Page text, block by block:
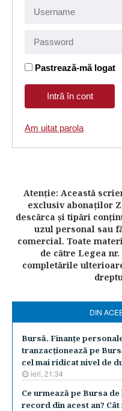
Pastrează-mă logat
Am uitat parola
Atenţie: Această
exclusiv abonaţilor
descărca şi tipări
uzul personal sau
comercial. Toate
de către Legea
completările
DIN
Bursă. Finanţe
tranzacţionează pe
cel mai ridicat nivel de
ieri, 21:34
Ce urmează pe Bursa
record din acest an?